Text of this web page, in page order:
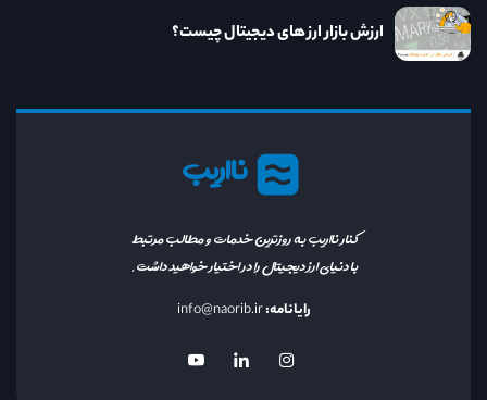
نااریب
کنار نااریب به روزترین خدمات و مطالب مرتبط
با دنیای ارز دیجیتال را در اختیار خواهید داشت.
رایانامه:info@naorib.ir
ارزش بازار ارز های دیجیتال چیست؟